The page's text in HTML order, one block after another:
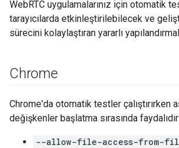
WebRTC uygulamalarınız için otomatik
tarayıcılarda etkinleştirilebilecek ve
sürecini kolaylaştıran yararlı
Chrome
Chrome'da otomatik testler çalıştırırken
değişkenler başlatma sırasında faydalıdır:
--allow-file-access-from-